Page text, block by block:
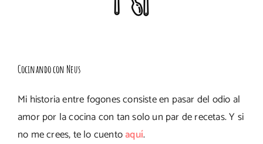
Cocinando con Neus
Mi historia entre fogones consiste en pasar del odio al
amor por la cocina con tan solo un par de recetas. Y si
no me crees, te lo cuentoaquí.